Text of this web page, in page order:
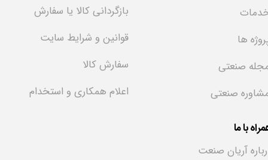
با ما
ها
صنعتی
صنعتی
بازگردانی کالا یا سفارش
قوانین و شرایط سایت
سفارش کالا
اعلام همکاری و استخدام
آریان صنعت